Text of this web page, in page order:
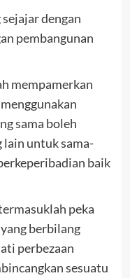
dengan
pembangunan
mempamerkan
sama boleh
lain untuk sama-
baik
peka
berbilang
perbezaan
sesuatu